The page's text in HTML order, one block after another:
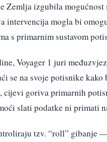
Zemlja izgubila
intervencija mogla bi
s primarnim sustavom
Voyager 1 juri
se na svoje potisnike
cijevi goriva primarnih
slati podatke ni primati
tzv. “roll” gibanje